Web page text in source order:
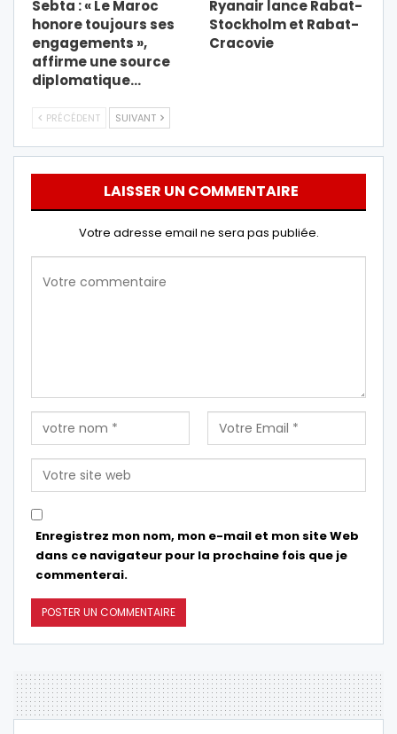
Sebta : « Le Maroc
honore toujours ses
engagements »,
affirme une source
diplomatique…
Ryanair lance Rabat-
Stockholm et Rabat-
Cracovie
PRÉCÉDENT SUIVANT
LAISSER UN COMMENTAIRE
Votre adresse email ne sera pas publiée.
Enregistrez mon nom, mon e-mail et mon site Web
dans ce navigateur pour la prochaine fois que je
commenterai.